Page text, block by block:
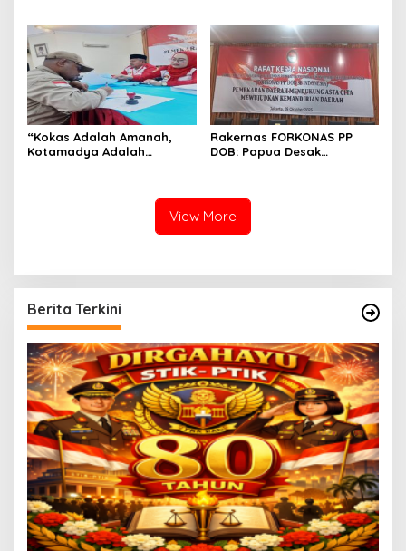
Melayani, dan Bekerja
sebagai Role Model
Jajaran POLDA”
“Kokas Adalah Amanah,
Kotamadya Adalah
Rakernas FORKONAS PP
DOB: Papua Desak
View More
Berita Terkini